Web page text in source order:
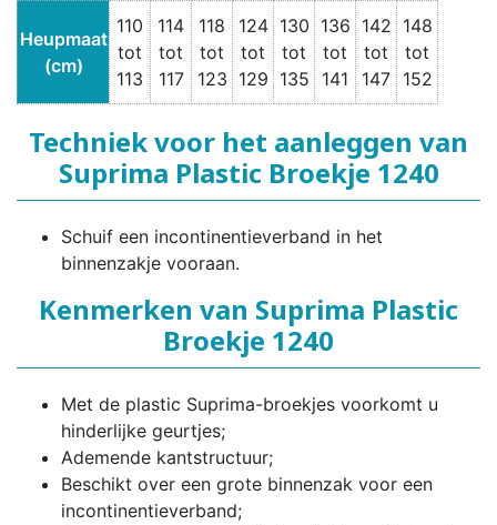
Heupmaat
(cm)
110
tot
113
114
tot
117
118
tot
123
124
tot
129
130
tot
135
136
tot
141
142
tot
147
148
tot
152
Techniek voor het aanleggen van
Suprima Plastic Broekje 1240
Schuif een incontinentieverband in het
binnenzakje vooraan.
Kenmerken van Suprima Plastic
Broekje 1240
Met de plastic Suprima-broekjes voorkomt u
hinderlijke geurtjes;
Ademende kantstructuur;
Beschikt over een grote binnenzak voor een
incontinentieverband;